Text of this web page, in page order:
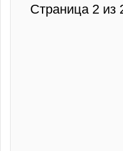
Страница 2 из